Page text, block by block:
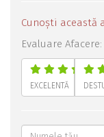
Cunoști această
Evaluare Afacere:
EXCELENTĂ